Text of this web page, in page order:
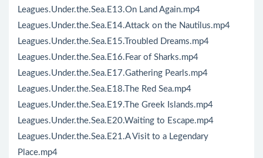
Leagues.Under.the.Sea.E13.On Land Again.mp4
Leagues.Under.the.Sea.E14.Attack on the Nautilus.mp4
Leagues.Under.the.Sea.E15.Troubled Dreams.mp4
Leagues.Under.the.Sea.E16.Fear of Sharks.mp4
Leagues.Under.the.Sea.E17.Gathering Pearls.mp4
Leagues.Under.the.Sea.E18.The Red Sea.mp4
Leagues.Under.the.Sea.E19.The Greek Islands.mp4
Leagues.Under.the.Sea.E20.Waiting to Escape.mp4
Leagues.Under.the.Sea.E21.A Visit to a Legendary
Place.mp4